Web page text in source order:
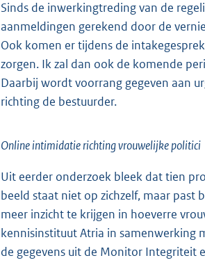
Sinds de inwerkingtreding van de
aanmeldingen gerekend door de
Ook komen er tijdens de
zorgen. Ik zal dan ook de komende
Daarbij wordt voorrang gegeven aan
richting de bestuurder.
Online intimidatie richting vrouwelijke politici
Uit eerder onderzoek bleek dat tien
beeld staat niet op zichzelf, maar past
meer inzicht te krijgen in hoeverre
kennisinstituut Atria in samenwerking
de gegevens uit de Monitor Integriteit